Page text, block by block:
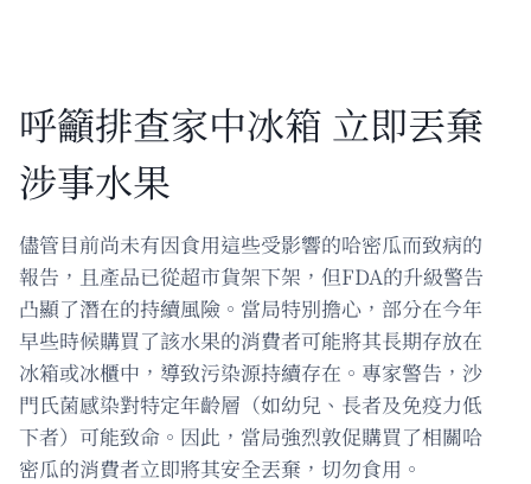
呼籲排查家中冰箱 立即丟棄
涉事水果
儘管目前尚未有因食用這些受影響的哈密瓜而致病的
報告，且產品已從超市貨架下架，但FDA的升級警告
凸顯了潛在的持續風險。當局特別擔心，部分在今年
早些時候購買了該水果的消費者可能將其長期存放在
冰箱或冰櫃中，導致污染源持續存在。專家警告，沙
門氏菌感染對特定年齡層（如幼兒、長者及免疫力低
下者）可能致命。因此，當局強烈敦促購買了相關哈
密瓜的消費者立即將其安全丟棄，切勿食用。